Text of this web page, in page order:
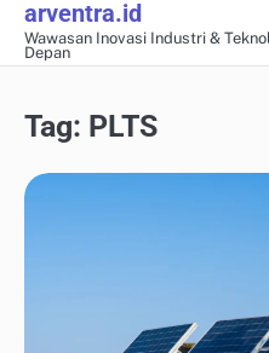
Skip
content
arventra.id
Wawasan Inovasi Industri &
Depan
Tag: PLTS